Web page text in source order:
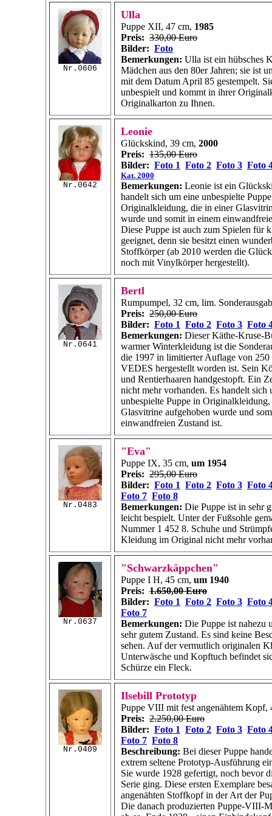
Nr.0606
Ulla
Puppe XII, 47 cm, 1985
Preis: 330,00 Euro
Bilder: Foto
Bemerkungen: Ulla ist ein hübsches
Mädchen aus den 80er Jahren; sie ist
mit dem Datum April 85 gestempelt.
unbespielt und kommt in ihrer
Originalkarton zu Ihnen.
Nr.0642
Leonie
Glückskind, 39 cm, 2000
Preis: 135,00 Euro
Bilder: Foto 1 Foto 2 Foto 3 Foto
Kat. 2000
Bemerkungen: Leonie ist ein
handelt sich um eine unbespielte
Originalkleidung, die in einer
wurde und somit in einem
Diese Puppe ist auch zum Spielen für
geeignet, denn sie besitzt einen
Stoffkörper (ab 2010 werden die
noch mit Vinylkörper hergestellt).
Nr.0641
Bertl
Rumpumpel, 32 cm, lim.
Preis: 250,00 Euro
Bilder: Foto 1 Foto 2 Foto 3 Foto
Bemerkungen: Dieser Käthe-Kruse-
warmer Winterkleidung ist die
die 1997 in limitierter Auflage von
VEDES hergestellt worden ist. Sein
und Rentierhaaren handgestopft. Ein
nicht mehr vorhanden. Es handelt sich
unbespielte Puppe in
Glasvitrine aufgehoben wurde und
einwandfreien Zustand ist.
Nr.0483
"Eva"
Puppe IX, 35 cm, um 1954
Preis: 295,00 Euro
Bilder: Foto 1 Foto 2 Foto 3 Foto
Foto 7 Foto 8
Bemerkungen: Die Puppe ist in sehr
leicht bespielt. Unter der Fußsohle
Nummer 1 452 8. Schuhe und
Kleidung im Original nicht mehr
Nr.0637
"Schwarzkäppchen"
Puppe I H, 45 cm, um 1940
Preis: 1.650,00 Euro
Bilder: Foto 1 Foto 2 Foto 3 Foto
Foto 7
Bemerkungen: Die Puppe ist nahezu
sehr gutem Zustand. Es sind keine
sehen. Auf der vermutlich originalen
Unterwäsche und Kopftuch befindet
Schürze ein Fleck.
Nr.0409
Ilsebill Prototyp
Puppe VIII mit fest angenähtem Kopf,
Preis: 2.250,00 Euro
Bilder: Foto 1 Foto 2 Foto 3 Foto
Foto 7 Foto 8
Beschreibung: Bei dieser Puppe
extrem seltene Prototyp-Ausführung
Sie wurde 1928 gefertigt, noch bevor
Serie ging. Diese ersten Exemplare
angenähten Stoffkopf in der Art der
Die danach produzierten Puppe-VIII-